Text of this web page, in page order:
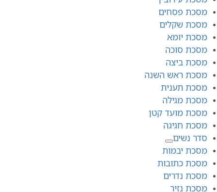
מסכת פסחים
מסכת שקלים
מסכת יומא
מסכת סוכה
מסכת ביצה
מסכת ראש השנה
מסכת תענית
מסכת מגילה
מסכת מועד קטן
מסכת חגיגה
סדר נשים
מסכת יבמות
מסכת כתובות
מסכת נדרים
מסכת נזיר